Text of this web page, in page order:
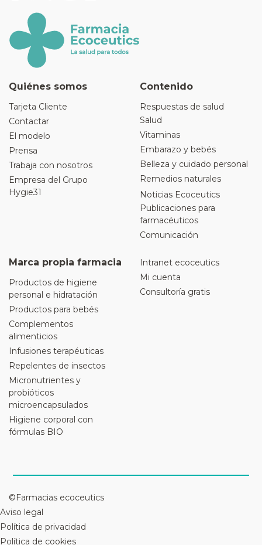
Quiénes somos
Tarjeta Cliente
Contactar
El modelo
Prensa
Trabaja con nosotros
Empresa del Grupo
Hygie31
Contenido
Respuestas de salud
Salud
Vitaminas
Embarazo y bebés
Belleza y cuidado personal
Remedios naturales
Noticias Ecoceutics
Publicaciones para
farmacéuticos
Comunicación
Marca propia farmacia
Productos de higiene
personal e hidratación
Productos para bebés
Complementos
alimenticios
Infusiones terapéuticas
Repelentes de insectos
Micronutrientes y
probióticos
microencapsulados
Higiene corporal con
fórmulas BIO
Intranet ecoceutics
Mi cuenta
Consultoría gratis
©Farmacias ecoceutics
Aviso legal
Política de privacidad
Política de cookies